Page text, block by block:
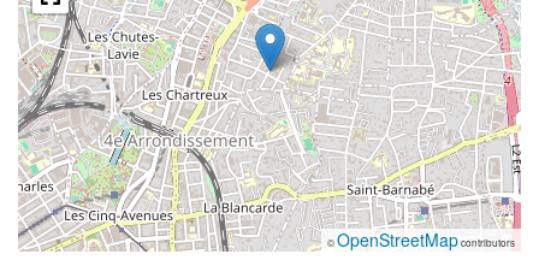
©OpenStreetMapcontributors